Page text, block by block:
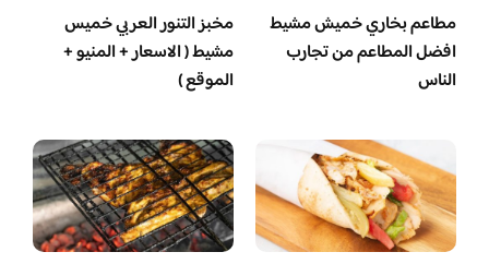
مطاعم بخاري خميش مشيط
افضل المطاعم من تجارب
الناس
مخبز التنور العربي خميس
مشيط ( الاسعار + المنيو +
الموقع )